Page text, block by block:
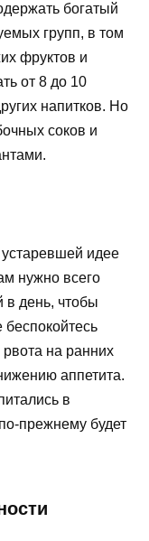
богатый
групп, в том
фруктов и
от 8 до 10
напитков. Но
соков и
устаревшей идее
нужно всего
в день, чтобы
на ранних
аппетита.
в
прежнему будет